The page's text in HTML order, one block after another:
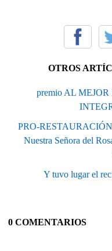
OTROS
premio AL
PRO-RESTAURACIÓN
Nuestra Señora del
Y tuvo lugar el
0 COMENTARIOS